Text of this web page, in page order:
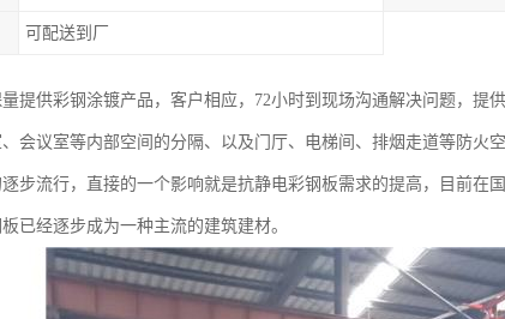
可配送到厂
量提供彩钢涂镀产品，客户相应，72小时到现场沟通解决问题，提
会议室等内部空间的分隔、以及门厅、电梯间、排烟走道等防火空
步流行，直接的一个影响就是抗静电彩钢板需求的提高，目前在
已经逐步成为一种主流的建筑建材。